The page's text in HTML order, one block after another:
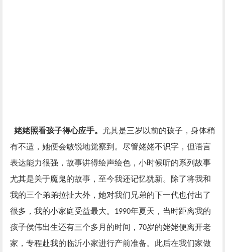
姥姥照看孩子得心应手。 尤其是三岁以前的孩子，身体稍
有不适，她便会敏锐地觉察到。尽管姥姥不识字，但语言
表达能力很强，故事讲得绘声绘色，小时候听的系列故事
尤其是关于魔鬼的故事，至今我还记忆犹新。除了将我和
我的三个弟弟拉扯大外，她对我们兄弟的下一代也付出了
很多，我的小家庭受益最大。 1990年夏天，当时距离我的
孩子侯伟出生还有三个多月的时间， 70岁的姥姥便离开老
家，专程赴我的临沂小家进行产前准备。此后在我们家做